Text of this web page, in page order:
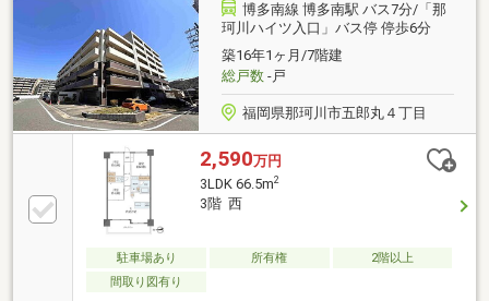
博多南線 博多南駅 バス7分/「那
珂川ハイツ入口」バス停 停歩6分
築16年1ヶ月/7階建
総戸数-戸
福岡県那珂川市五郎丸４丁目
2,590万円
3LDK 66.5m2
3階 西
駐車場あり 所有権
2階以上
間取り図有り